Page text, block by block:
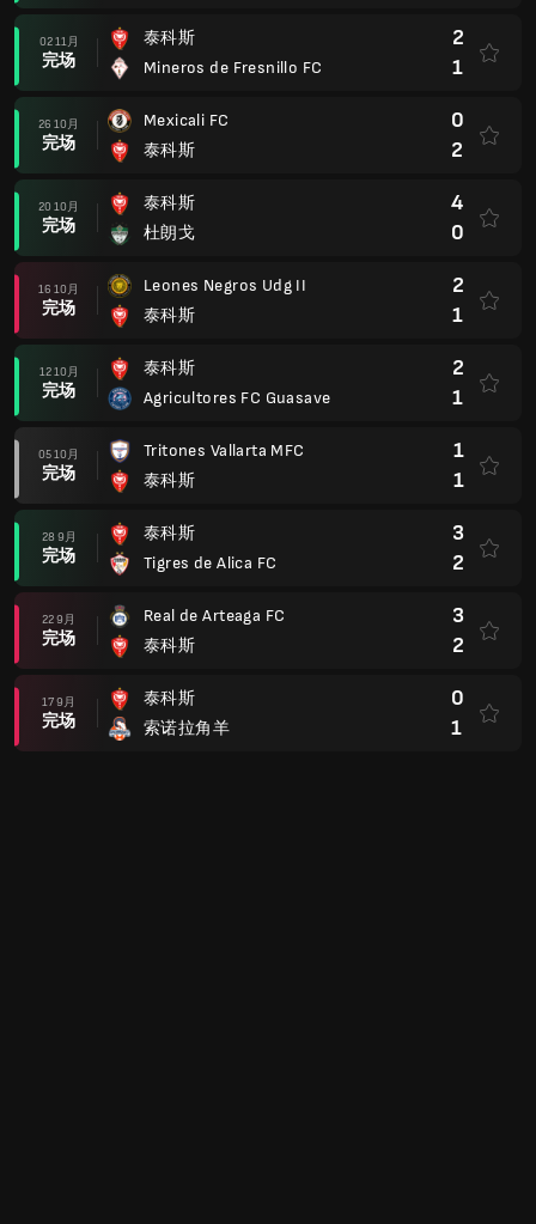
02 11月
完场
泰科斯
Mineros de Fresnillo FC
2
1
26 10月
完场
Mexicali FC
泰科斯
0
2
20 10月
完场
泰科斯
杜朗戈
4
0
16 10月
完场
Leones Negros Udg II
泰科斯
2
1
12 10月
完场
泰科斯
Agricultores FC Guasave
2
1
05 10月
完场
Tritones Vallarta MFC
泰科斯
1
1
28 9月
完场
泰科斯
Tigres de Alica FC
3
2
22 9月
完场
Real de Arteaga FC
泰科斯
3
2
17 9月
完场
泰科斯
索诺拉角羊
0
1